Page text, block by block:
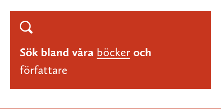
Sök bland våra böcker och
författare